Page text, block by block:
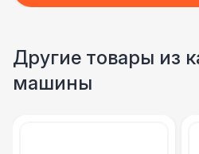
Другие товары из
машины